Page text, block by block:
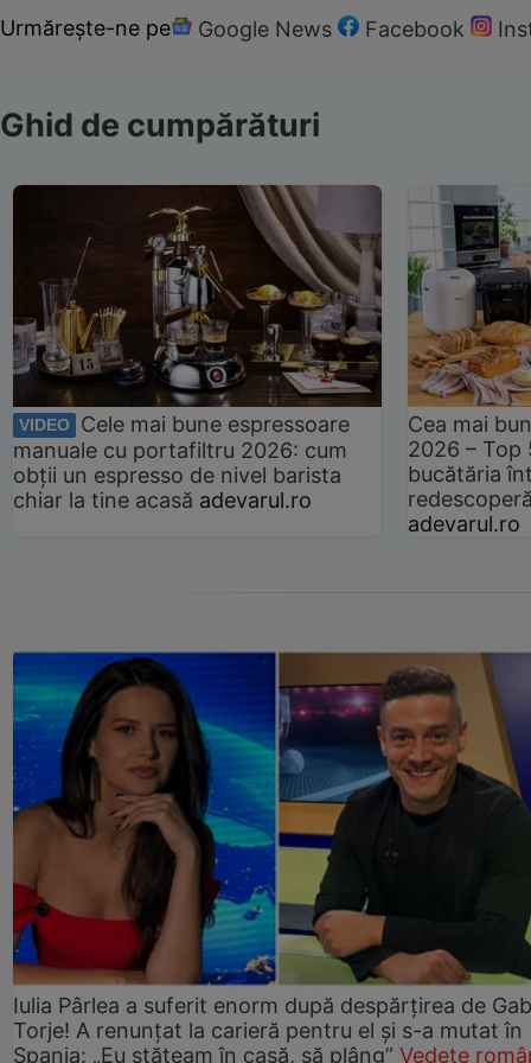
Urmărește-ne pe Google News Facebook
Ghid de cumpărături
VIDEO
Cele mai bune espressoare
manuale cu portafiltru 2026: cum
obții un espresso de nivel barista
chiar la tine acasă adevarul.ro
Cea mai
2026 –
bucătăria
adevarul.ro
Iulia Pârlea a suferit enorm după despărțirea de
Torje! A renunțat la carieră pentru el și s-a mutat în
Spania: „Eu stăteam în casă, să plâng” Vedete